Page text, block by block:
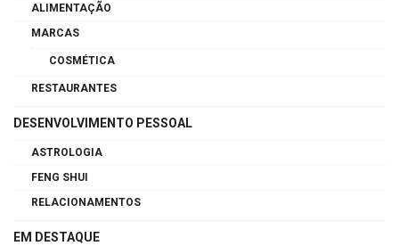
ALIMENTAÇÃO
MARCAS
COSMÉTICA
RESTAURANTES
DESENVOLVIMENTO PESSOAL
ASTROLOGIA
FENG SHUI
RELACIONAMENTOS
EM DESTAQUE